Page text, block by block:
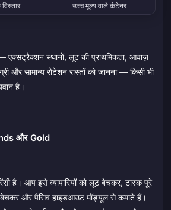
उच्च मूल्य वाले कंटेनर
एक्सट्रैक्शन स्थानों, लूट की प्राथमिकता, आवाज़
और सामान्य रोटेशन रास्तों को जानना — किसी भी
है।
और Gold
है। आप इसे व्यापारियों को लूट बेचकर, टास्क पूरे
बेचकर और पैसिव हाइडआउट मॉड्यूल से कमाते हैं।